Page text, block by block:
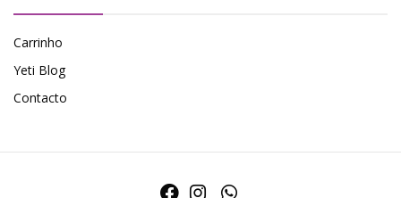
Carrinho
Yeti Blog
Contacto